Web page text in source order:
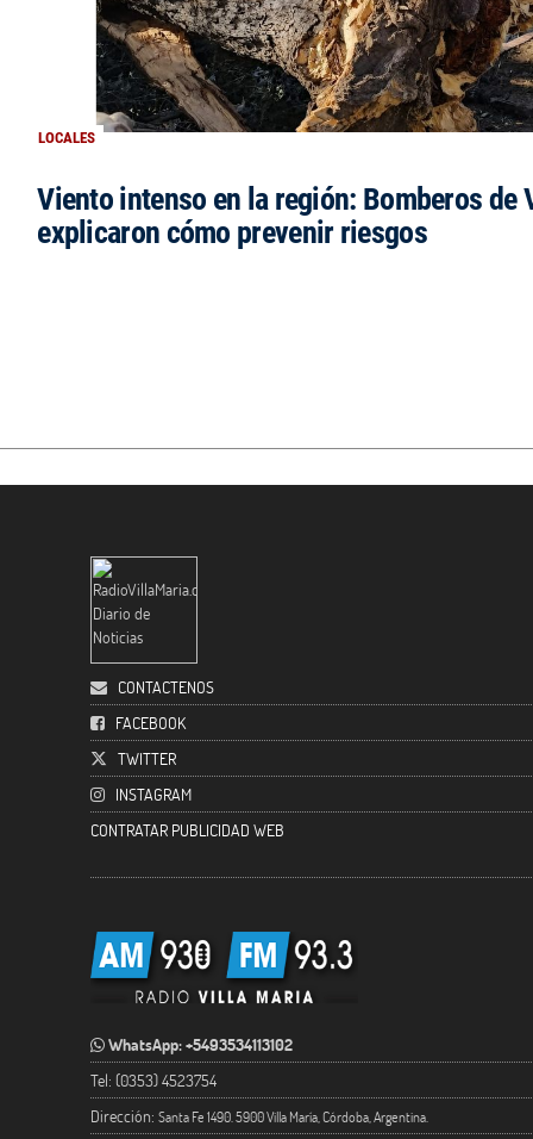
LOCALES
Viento intenso en la región: Bomberos de
explicaron cómo prevenir riesgos
CONTACTENOS
FACEBOOK
TWITTER
INSTAGRAM
CONTRATAR PUBLICIDAD WEB
WhatsApp: +5493534113102
Tel: (0353) 4523754
Dirección: Santa Fe 1490. 5900 Villa María, Córdoba, Argentina.